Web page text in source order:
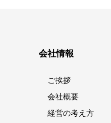
会社情報
ご挨拶
会社概要
経営の考え方